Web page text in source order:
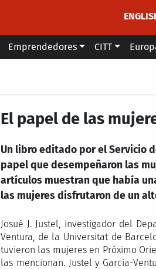
Emprendedores CITT
El papel de las
Un libro editado por el Servicio
papel que desempeñaron las
artículos muestran que había
las mujeres disfrutaron de un
Josué J. Justel, investigador del
Ventura, de la Universitat de
tuvieron las mujeres en Próximo
las mencionan. Justel y García-